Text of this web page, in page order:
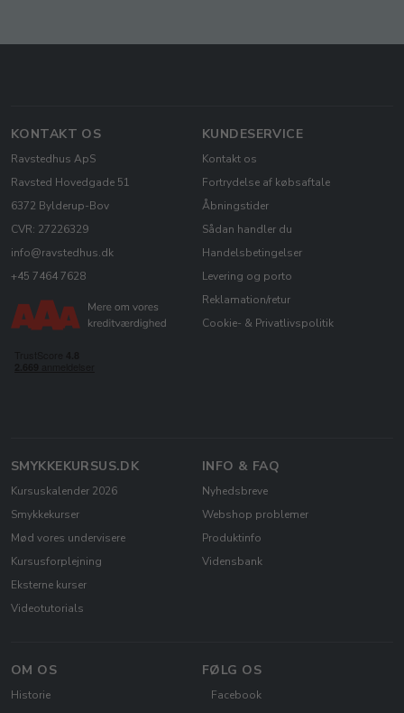
KONTAKT OS
Ravstedhus ApS
Ravsted Hovedgade 51
6372 Bylderup-Bov
CVR: 27226329
info@ravstedhus.dk
+45 7464 7628
KUNDESERVICE
Kontakt os
Fortrydelse af købsaftale
Åbningstider
Sådan handler du
Handelsbetingelser
Levering og porto
Reklamation/retur
Cookie- & Privatlivspolitik
SMYKKEKURSUS.DK
Kursuskalender 2026
Smykkekurser
Mød vores undervisere
Kursusforplejning
Eksterne kurser
Videotutorials
INFO & FAQ
Nyhedsbreve
Webshop problemer
Produktinfo
Vidensbank
OM OS
Historie
FØLG OS
Facebook